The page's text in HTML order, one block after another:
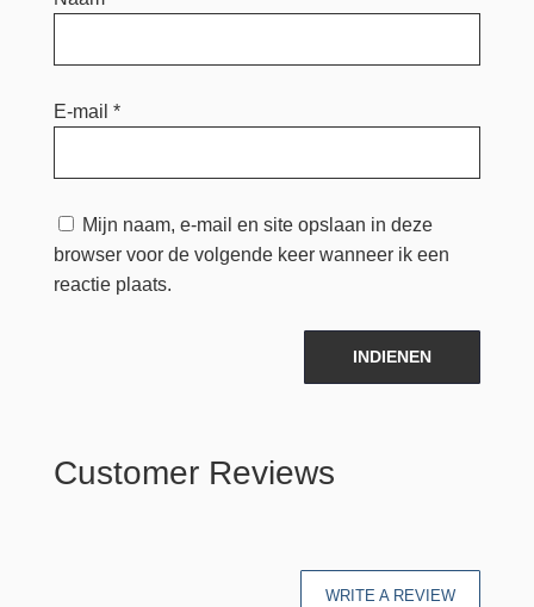
E-mail *
Mijn naam, e-mail en site opslaan in deze
browser voor de volgende keer wanneer ik een
reactie plaats.
INDIENEN
Customer Reviews
WRITE A REVIEW